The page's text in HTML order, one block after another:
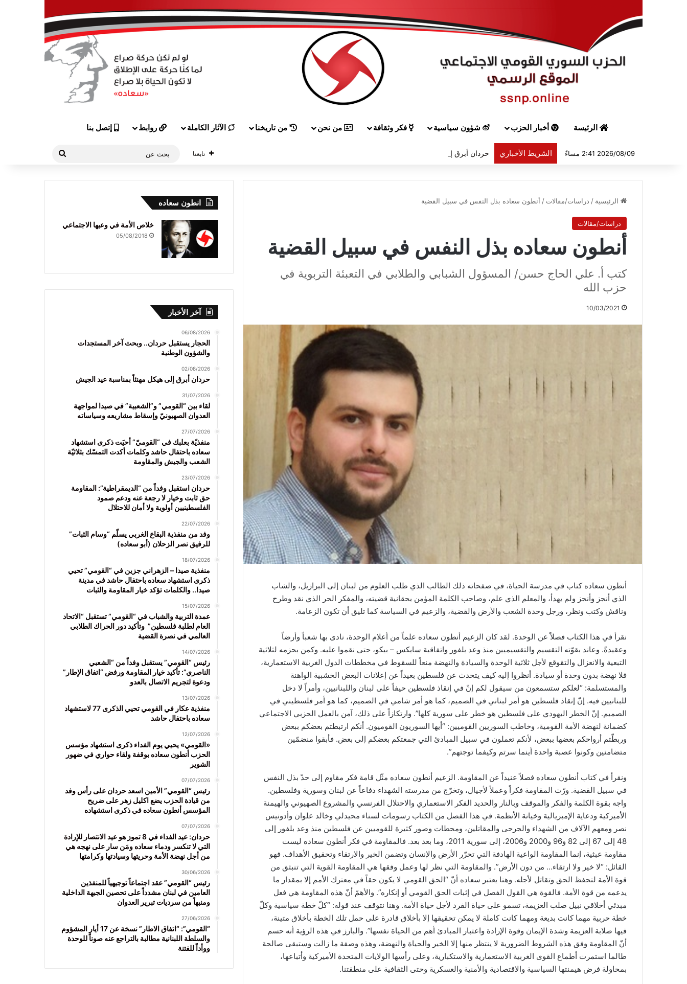
الرئيسة أخبار الحزب شؤون سياسية فكر وثقافة من نحن من تاريخنا الآثار الكاملة روابط إتصل بنا
2026/08/09 2:41 مساءً الشريط الأخباري حردان أبرق إلى هيكل مهنئاً بمناسبة عيد الجيش تابعنا
الرئيسية / دراسات/مقالات / أنطون سعاده بذل النفس في سبيل القضية
دراسات/مقالات
أنطون سعاده بذل النفس في سبيل القضية
كتب أ. علي الحاج حسن/ المسؤول الشبابي والطلابي في التعبئة التربوية في
حزب الله
10/03/2021
أنطون سعاده كتاب في مدرسة الحياة، في صفحاته ذلك الطالب الذي طلب العلوم من لبنان إلى البرازيل، والشاب
الذي أنجز وأنجز ولم يهدأ، والمعلم الذي علم، وصاحب الكلمة المؤمن بحقانية قضيته، والمفكر الحر الذي نقد وطرح
وناقش وكتب ونظر، ورجل وحدة الشعب والأرض والقضية، والزعيم في السياسة كما تليق أن تكون الزعامة.
نقرأ في هذا الكتاب فصلاً عن الوحدة. لقد كان الزعيم أنطون سعاده علماً من أعلام الوحدة، نادى بها شعباً وأرضاً
وعقيدةً. وعاند بقوّته التقسيم والتقسيميين منذ وعد بلفور واتفاقية سايكس – بيكو، حتى نقموا عليه. وكمن بحزمه لثلاثية
التبعية والانعزال والتقوقع لأجل ثلاثية الوحدة والسيادة والنهضة منعاً للسقوط في مخططات الدول الغربية الاستعمارية،
فلا نهضة بدون وحدة أو سيادة. أنظروا إليه كيف يتحدث عن فلسطين بعيداً عن إعلانات البعض الخشبية الواهنة
والمستسلمة: “لعلكم ستسمعون من سيقول لكم إنّ في إنقاذ فلسطين حيفاً على لبنان واللبنانيين، وأمراً لا دخل
للبنانيين فيه. إنّ إنقاذ فلسطين هو أمر لبناني في الصميم، كما هو أمر شامي في الصميم، كما هو أمر فلسطيني في
الصميم. إنّ الخطر اليهودي على فلسطين هو خطر على سورية كلها”. وارتكازاً على ذلك، آمن بالعمل الحزبي الاجتماعي
كضمانة لنهضة الأمة القومية، وخاطب السوريين القوميين: “أيها السوريون القوميون. أنكم ارتبطتم بعضكم ببعض
وربطّتم أرواحكم بعضها ببعض، لأنكم تعملون في سبيل المبادئ التي جمعتكم بعضكم إلى بعض. فأبقوا منضمّين
متضامنين وكونوا عصبة واحدة أينما سرتم وكيفما توجتهم”.
ونقرأ في كتاب أنطون سعاده فصلاً عنيداً عن المقاومة. الزعيم أنطون سعاده مثّل قامة فكر مقاوم إلى حدّ بذل النفس
في سبيل القضية. ورّث المقاومة فكراً وعملاً لأجيال، وتخرّج من مدرسته الشهداء دفاعاً عن لبنان وسورية وفلسطين.
واجه بقوة الكلمة والفكر والموقف وبالنار والحديد الفكر الاستعماري والاحتلال الفرنسي والمشروع الصهيوني والهيمنة
الأميركية ودعاية الإمبريالية وخيانة الأنظمة. في هذا الفصل من الكتاب رسومات لسناء محيدلي وخالد علوان وأدونيس
نصر ومعهم الآلاف من الشهداء والجرحى والمقاتلين، ومحطات وصور كثيرة للقوميين عن فلسطين منذ وعد بلفور إلى
48 إلى 67 إلى 82 و96 و2000 و2006، إلى سورية 2011، وما بعد بعد. فالمقاومة في فكر أنطون سعاده ليست
مقاومة عبثية، إنما المقاومة الواعية الهادفة التي تحرّر الأرض والإنسان وتضمن الخير والارتقاء وتحقيق الأهداف. فهو
القائل: “لا خير ولا ارتقاء… من دون الأرض”. والمقاومة التي نظر لها وعمل وفقها هي المقاومة القوية التي تنبثق من
قوة الأمة لتحفظ الحق وتقاتل لأجله. وهنا يعتبر سعاده أنّ “الحق القومي لا يكون حقاً في معترك الأمم إلا بمقدار ما
يدعمه من قوة الأمة. فالقوة هي القول الفصل في إثبات الحق القومي أو إنكاره”. والأهمّ أنّ هذه المقاومة هي فعل
مبدئي أخلاقي نبيل صلب العزيمة، تسمو على حياة الفرد لأجل حياة الأمة. وهنا نتوقف عند قوله: “كلّ خطة سياسية وكلّ
خطة حربية مهما كانت بديعة ومهما كانت كاملة لا يمكن تحقيقها إلا بأخلاق قادرة على حمل تلك الخطة بأخلاق متينة،
فيها صلابة العزيمة وشدة الإيمان وقوة الإرادة واعتبار المبادئ أهم من الحياة نفسها”. والبارز في هذه الرؤية أنه حسم
أنّ المقاومة وفق هذه الشروط الضرورية لا ينتظر منها إلا الخير والحياة والنهضة، وهذه وصفة ما زالت وستبقى صالحة
طالما استمرت أطماع القوى الغربية الاستعمارية والاستكبارية، وعلى رأسها الولايات المتحدة الأميركية وأتباعها،
بمحاولة فرض هيمنتها السياسية والاقتصادية والأمنية والعسكرية وحتى الثقافية على منطقتنا.
انطون سعاده
خلاص الأمة في وعيها الاجتماعي
05/08/2018
آخر الأخبار
06/08/2026
الحجار يستقبل حردان.. وبحث آخر المستجدات
والشؤون الوطنية
02/08/2026
حردان أبرق إلى هيكل مهنئاً بمناسبة عيد الجيش
31/07/2026
لقاء بين “القومي” و”الشعبية” في صيدا لمواجهة
العدوان الصهيونيّ وإسقاط مشاريعه وسياساته
27/07/2026
منفذيّة بعلبك في “القوميّ” أحيَت ذكرى استشهاد
سعاده باحتفال حاشد وكلمات أكدت التمسّك بثلاثيّة
الشعب والجيش والمقاومة
23/07/2026
حردان استقبل وفداً من “الديمقراطية”: المقاومة
حق ثابت وخيار لا رجعة عنه ودعم صمود
الفلسطينيين أولوية ولا أمان للاحتلال
22/07/2026
وفد من منفذية البقاع الغربي يسلّم “وسام الثبات”
للرفيق نصر الزحلان (أبو سعاده)
18/07/2026
منفذية صيدا – الزهراني جزين في “القومي” تحيي
ذكرى استشهاد سعاده باحتفال حاشد في مدينة
صيدا.. والكلمات تؤكد خيار المقاومة والثبات
15/07/2026
عمدة التربية والشباب في “القومي” تستقبل “الاتحاد
العام لطلبة فلسطين” وتأكيد دور الحراك الطلابي
العالمي في نصرة القضية
14/07/2026
رئيس “القومي” يستقبل وفداً من “الشعبي
الناصري”: تأكيد خيار المقاومة ورفض “اتفاق الإطار”
ودعوة لتجريم الاتصال بالعدو
13/07/2026
منفذية عكار في القومي تحيي الذكرى 77 لاستشهاد
سعاده باحتفال حاشد
12/07/2026
«القومي» يحيي يوم الفداء ذكرى استشهاد مؤسس
الحزب أنطون سعاده بوقفة ولقاء حواري في ضهور
الشوير
07/07/2026
رئيس “القومي” الأمين اسعد حردان على رأس وفد
من قيادة الحزب يضع اكليل زهر على ضريح
المؤسس أنطون سعاده في ذكرى استشهاده
07/07/2026
حردان: عيد الفداء في 8 تموز هو عيد الانتصار للإرادة
التي لا تنكسر ودماء سعاده ومَن سار على نهجه هي
من أجل نهضة الأمة وحريتها وسيادتها وكرامتها
30/06/2026
رئيس “القومي” عقد اجتماعاً توجيهياً للمنفذين
العامين في لبنان مشدداً على تحصين الجبهة الداخلية
ومنبهاً من سرديات تبرير العدوان
27/06/2026
“القومي”: “اتفاق الاطار” نسخة عن 17 أيار المشؤوم
والسلطة اللبنانية مطالبة بالتراجع عنه صوناً للوحدة
ووأداً للفتنة